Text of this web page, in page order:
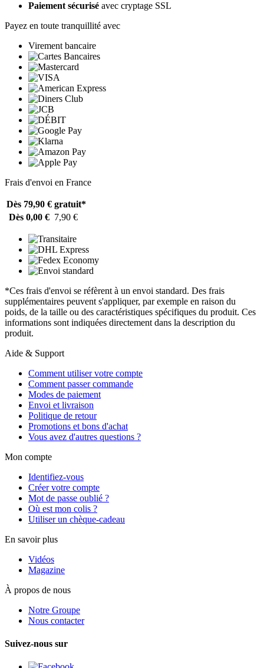
Paiement sécurisé avec cryptage SSL
Payez en toute tranquillité avec
Virement bancaire
Frais d'envoi en France
Dès 79,90 € gratuit*
Dès 0,00 € 7,90 €
*Ces frais d'envoi se réfèrent à un envoi standard. Des frais
supplémentaires peuvent s'appliquer, par exemple en raison du
poids, de la taille ou des caractéristiques spécifiques du produit. Ces
informations sont indiquées directement dans la description du
produit.
Aide & Support
Comment utiliser votre compte
Comment passer commande
Modes de paiement
Envoi et livraison
Politique de retour
Promotions et bons d'achat
Vous avez d'autres questions ?
Mon compte
Identifiez-vous
Créer votre compte
Mot de passe oublié ?
Où est mon colis ?
Utiliser un chèque-cadeau
En savoir plus
Vidéos
Magazine
À propos de nous
Notre Groupe
Nous contacter
Suivez-nous sur